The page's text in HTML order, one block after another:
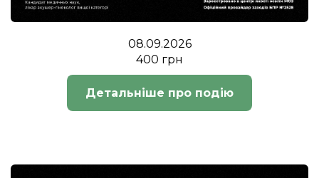
08.09.2026
400 грн
Детальніше про подію